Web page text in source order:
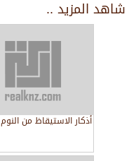
شاهد المزيد ..
أذكار الاستيقاظ من النوم